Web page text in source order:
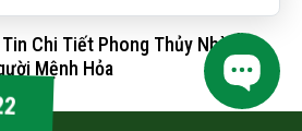
Chi Tiết Phong Thủy Nhà Ở
Mệnh Hỏa